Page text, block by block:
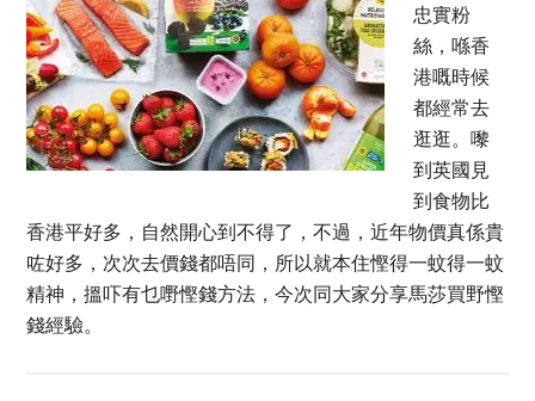
忠實粉
絲，喺香
港嘅時候
都經常去
逛逛。嚟
到英國見
到食物比
香港平好多，自然開心到不得了，不過，近年物價真係貴
咗好多，次次去價錢都唔同，所以就本住慳得一蚊得一蚊
精神，搵吓有乜嘢慳錢方法，今次同大家分享馬莎買野慳
錢經驗。